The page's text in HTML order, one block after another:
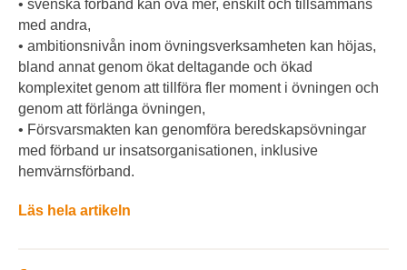
• svenska förband kan öva mer, enskilt och tillsammans
med andra,
• ambitionsnivån inom övningsverksamheten kan höjas,
bland annat genom ökat deltagande och ökad
komplexitet genom att tillföra fler moment i övningen och
genom att förlänga övningen,
• Försvarsmakten kan genomföra beredskapsövningar
med förband ur insatsorganisationen, inklusive
hemvärnsförband.
Läs hela artikeln